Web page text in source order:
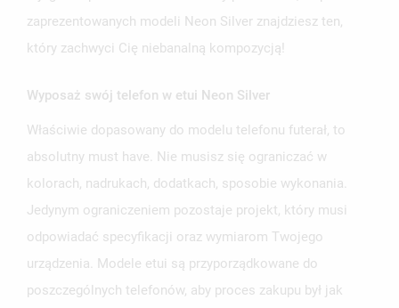
zaprezentowanych modeli Neon Silver znajdziesz ten,
który zachwyci Cię niebanalną kompozycją!
Wyposaż swój telefon w etui Neon Silver
Właściwie dopasowany do modelu telefonu futerał, to
absolutny must have. Nie musisz się ograniczać w
kolorach, nadrukach, dodatkach, sposobie wykonania.
Jedynym ograniczeniem pozostaje projekt, który musi
odpowiadać specyfikacji oraz wymiarom Twojego
urządzenia. Modele etui są przyporządkowane do
poszczególnych telefonów, aby proces zakupu był jak
MOJE LISTY ŻYCZEŃ
add_circle_outlineUTWÓRZ NOWĄ LISTĘ
UTWÓRZ LISTĘ ŻYCZEŃ
NAZWA LISTY ŻYCZEŃ
ANULUJ UTWÓRZ LISTĘ ŻYCZEŃ
ZALOGUJ SIĘ
MUSISZ BYĆ ZALOGOWANY BY ZAPISAĆ PRODUKTY NA
SWOJEJ LIŚCIE ŻYCZEŃ.
ANULUJ ZALOGUJ SIĘ